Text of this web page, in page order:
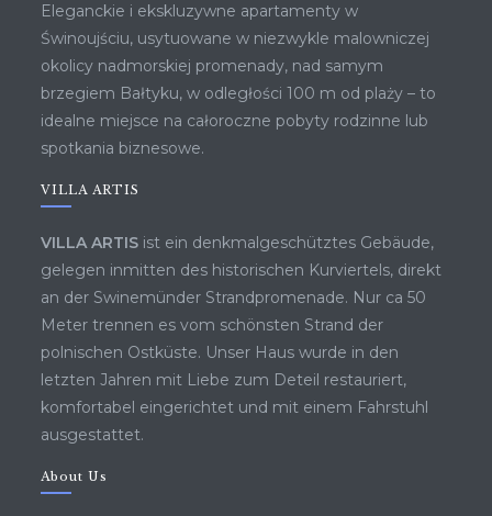
Eleganckie i ekskluzywne apartamenty w
Świnoujściu, usytuowane w niezwykle malowniczej
okolicy nadmorskiej promenady, nad samym
brzegiem Bałtyku, w odległości 100 m od plaży – to
idealne miejsce na całoroczne pobyty rodzinne lub
spotkania biznesowe.
VILLA ARTIS
VILLA ARTIS ist ein denkmalgeschütztes Gebäude,
gelegen inmitten des historischen Kurviertels, direkt
an der Swinemünder Strandpromenade. Nur ca 50
Meter trennen es vom schönsten Strand der
polnischen Ostküste. Unser Haus wurde in den
letzten Jahren mit Liebe zum Deteil restauriert,
komfortabel eingerichtet und mit einem Fahrstuhl
ausgestattet.
About Us